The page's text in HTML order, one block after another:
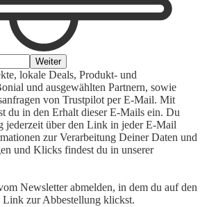
Weiter
lokale Deals, Produkt- und
und ausgewählten Partnern, sowie
von Trustpilot per E-Mail. Mit
du in den Erhalt dieser E-Mails ein. Du
jederzeit über den Link in jeder E-Mail
zur Verarbeitung Deiner Daten und
und Klicks findest du in unserer
Newsletter abmelden, in dem du auf den
zur Abbestellung klickst.